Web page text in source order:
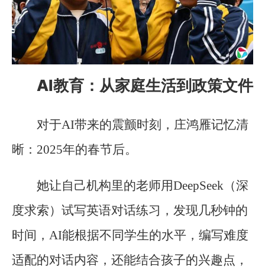
AI教育：从家庭生活到政策文件
对于AI带来的震颤时刻，庄鸿雁记忆清
晰：2025年的春节后。
她让自己机构里的老师用DeepSeek（深
度求索）试写英语对话练习，发现几秒钟的
时间，AI能根据不同学生的水平，编写难度
适配的对话内容，还能结合孩子的兴趣点，